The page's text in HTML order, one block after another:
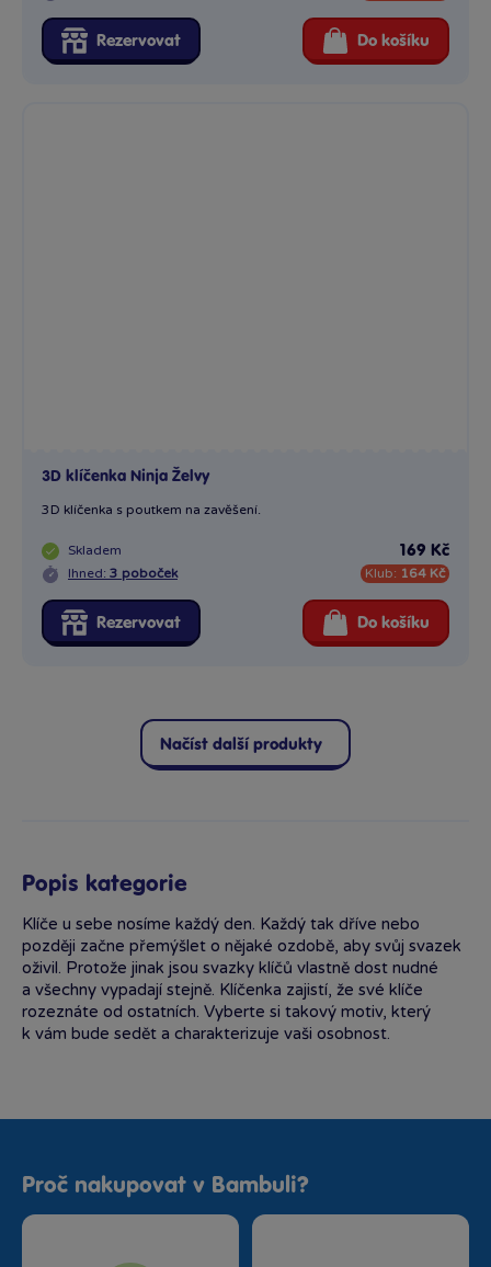
Rezervovat Do košíku
3D klíčenka Ninja Želvy
3D klíčenka s poutkem na zavěšení.
Skladem
Ihned: 3 poboček
169 Kč
Klub: 164 Kč
Rezervovat Do košíku
Načíst další produkty
Popis kategorie
Klíče u sebe nosíme každý den. Každý tak dříve nebo
později začne přemýšlet o nějaké ozdobě, aby svůj svazek
oživil. Protože jinak jsou svazky klíčů vlastně dost nudné
a všechny vypadají stejně. Klíčenka zajistí, že své klíče
rozeznáte od ostatních. Vyberte si takový motiv, který
k vám bude sedět a charakterizuje vaši osobnost.
Proč nakupovat v Bambuli?